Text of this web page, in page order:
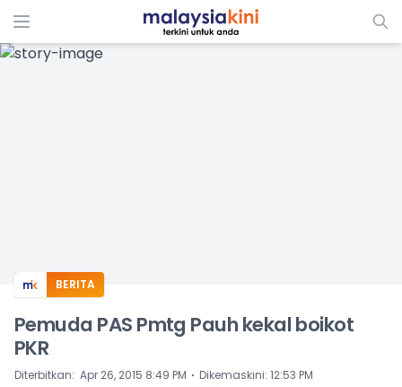
ADS
BERITA
Pemuda PAS Pmtg Pauh kekal boikot
PKR
Diterbitkan: Apr 26, 2015 8:49 PM ⋅ Dikemaskini: 12:53 PM